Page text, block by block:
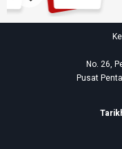
No. 26,
Pusat